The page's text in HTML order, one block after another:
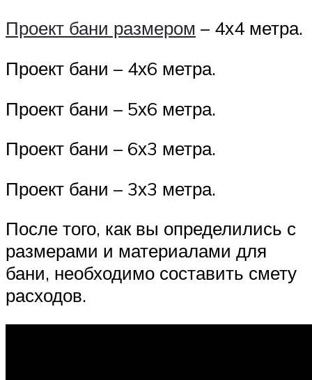
Проект бани размером – 4х4 метра.
Проект бани – 4х6 метра.
Проект бани – 5х6 метра.
Проект бани – 6х3 метра.
Проект бани – 3х3 метра.
После того, как вы определились с
размерами и материалами для
бани, необходимо составить смету
расходов.